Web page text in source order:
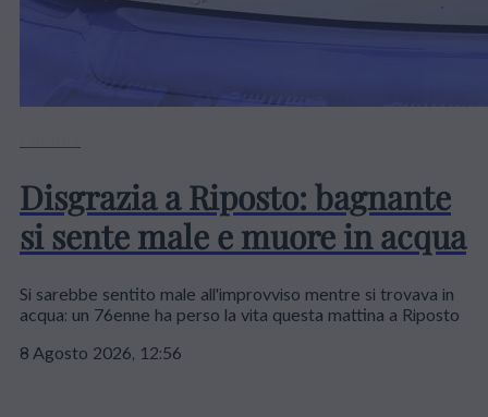
Disgrazia a Riposto: bagnante
si sente male e muore in acqua
Si sarebbe sentito male all'improvviso mentre si trovava in
acqua: un 76enne ha perso la vita questa mattina a Riposto
8 Agosto 2026, 12:56